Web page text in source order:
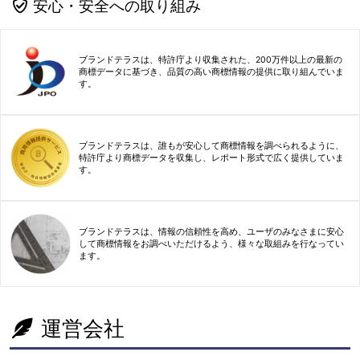
安心・安全への取り組み
ブランドテラスは、特許庁より収集された、200万件以上の最新の
商標データに基づき、品質の高い商標情報の提供に取り組んでいま
す。
ブランドテラスは、誰もが安心して商標情報を調べられるように、
特許庁より商標データを収集し、レポート形式で広く提供していま
す。
ブランドテラスは、情報の信頼性を高め、ユーザのみなさまに安心
して商標情報をお調べいただけるよう、様々な取組みを行なってい
ます。
運営会社